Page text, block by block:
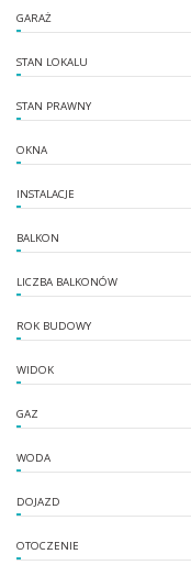
GARAŻ
STAN LOKALU
STAN PRAWNY
OKNA
INSTALACJE
BALKON
LICZBA BALKONÓW
ROK BUDOWY
WIDOK
GAZ
WODA
DOJAZD
OTOCZENIE